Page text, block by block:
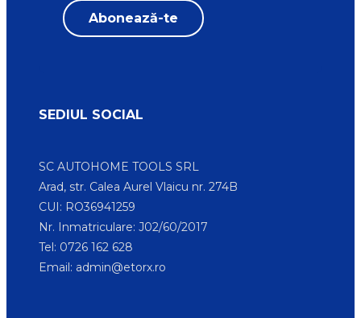
SEDIUL SOCIAL
SC AUTOHOME TOOLS SRL
Arad, str. Calea Aurel Vlaicu nr. 274B
CUI: RO36941259
Nr. Inmatriculare: J02/60/2017
Tel: 0726 162 628
Email: admin@etorx.ro